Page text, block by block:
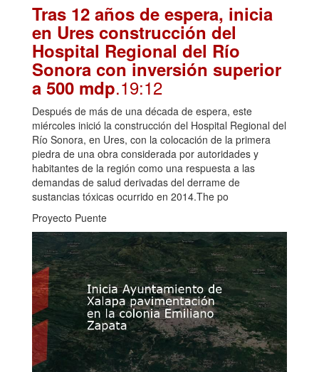
Tras 12 años de espera, inicia
en Ures construcción del
Hospital Regional del Río
Sonora con inversión superior
a 500 mdp.19:12
Después de más de una década de espera, este
miércoles inició la construcción del Hospital Regional del
Río Sonora, en Ures, con la colocación de la primera
piedra de una obra considerada por autoridades y
habitantes de la región como una respuesta a las
demandas de salud derivadas del derrame de
sustancias tóxicas ocurrido en 2014.The po
Proyecto Puente